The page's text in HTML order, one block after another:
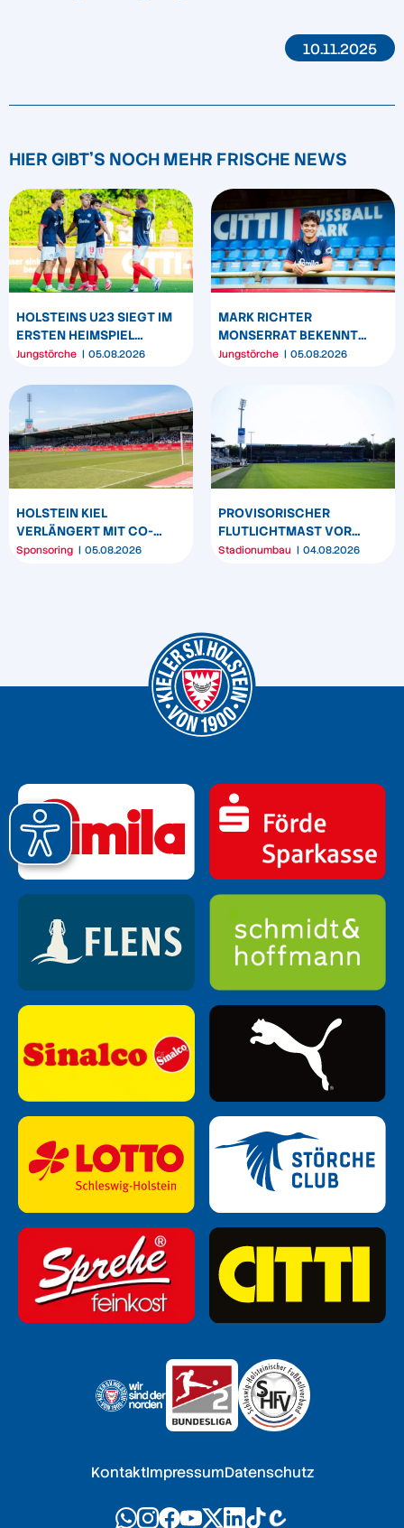
10.11.2025
HIER GIBT'S NOCH MEHR FRISCHE NEWS
HOLSTEINS U23 SIEGT IM
ERSTEN HEIMSPIEL
DEUTLICH
Jungstörche 05.08.2026
MARK RICHTER
MONSERRAT BEKENNT
SICH LANGFRISTIG ZUR
Jungstörche 05.08.2026
HOLSTEIN KIEL
VERLÄNGERT MIT CO-
SPONSOR SPREHE
Sponsoring 05.08.2026
PROVISORISCHER
FLUTLICHTMAST VOR
WESTTRIBÜNE WIRD
Stadionumbau 04.08.2026
KontaktImpressumDatenschutz